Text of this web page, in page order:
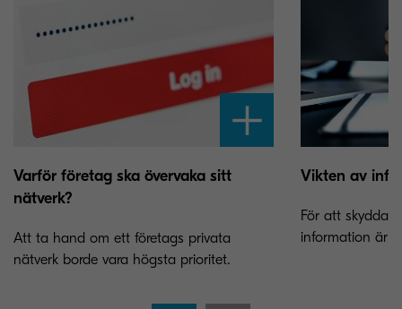
Varför företag ska övervaka sitt
nätverk?
Att ta hand om ett företags privata
nätverk borde vara högsta prioritet.
Vikten av
För att skydda
information är